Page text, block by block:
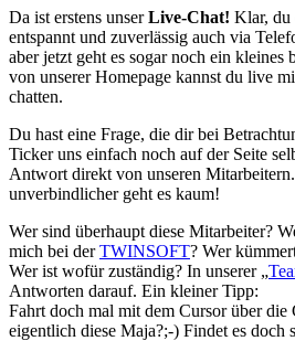
Da ist erstens unserLive-Chat! Klar, du
entspannt und zuverlässig auch via
aber jetzt geht es sogar noch ein kleines
von unserer Homepage kannst du live
chatten.
Du hast eine Frage, die dir bei
Ticker uns einfach noch auf der Seite
Antwort direkt von unseren
unverbindlicher geht es kaum!
Wer sind überhaupt diese Mitarbeiter?
mich bei derTWINSOFT? Wer
Wer ist wofür zuständig? In unserer „
Antworten darauf. Ein kleiner Tipp:
Fahrt doch mal mit dem Cursor über
eigentlich diese Maja?;-) Findet es doch